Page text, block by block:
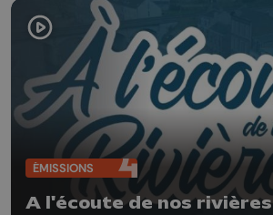
ÉMISSIONS
A l'écoute de nos rivières